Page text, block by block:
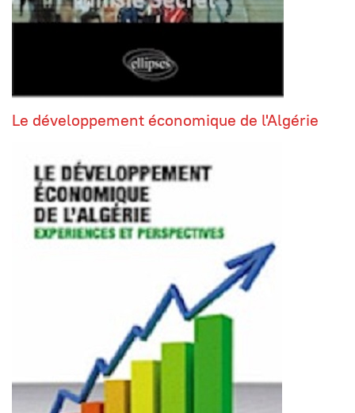
Le développement économique de l'Algérie